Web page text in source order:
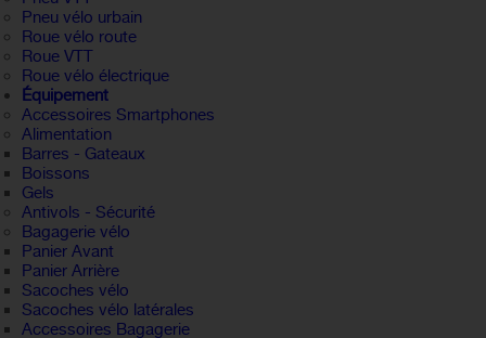
Pneu vélo urbain
Roue vélo route
Roue VTT
Roue vélo électrique
Équipement
Accessoires Smartphones
Alimentation
Barres - Gateaux
Boissons
Gels
Antivols - Sécurité
Bagagerie vélo
Panier Avant
Panier Arrière
Sacoches vélo
Sacoches vélo latérales
Accessoires Bagagerie